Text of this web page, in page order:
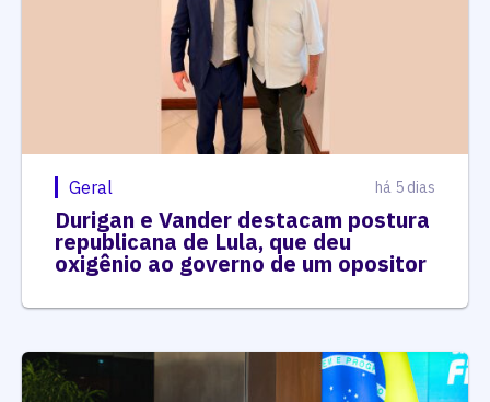
Geral há 5 dias
Durigan e Vander destacam postura
republicana de Lula, que deu
oxigênio ao governo de um opositor